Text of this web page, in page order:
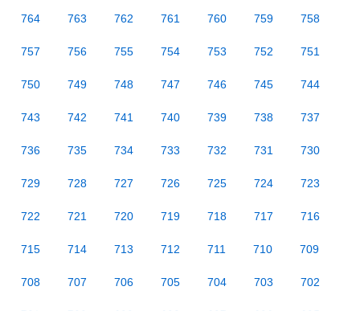
764 763 762 761 760 759 758
757 756 755 754 753 752 751
750 749 748 747 746 745 744
743 742 741 740 739 738 737
736 735 734 733 732 731 730
729 728 727 726 725 724 723
722 721 720 719 718 717 716
715 714 713 712 711 710 709
708 707 706 705 704 703 702